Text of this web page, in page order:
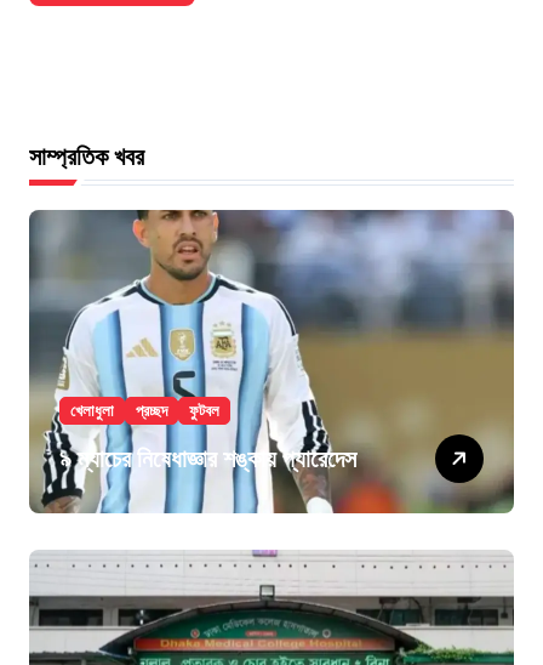
সাম্প্রতিক খবর
খেলাধুলা প্রচ্ছদ ফুটবল
৯ ম্যাচের নিষেধাজ্ঞার শঙ্কায় প্যারেদেস